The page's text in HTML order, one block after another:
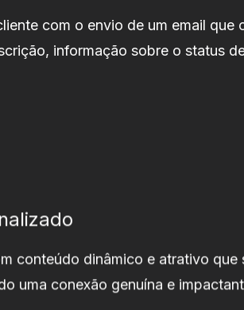
com o envio de um email
informação sobre o status
conteúdo dinâmico e atrativo
uma conexão genuína e